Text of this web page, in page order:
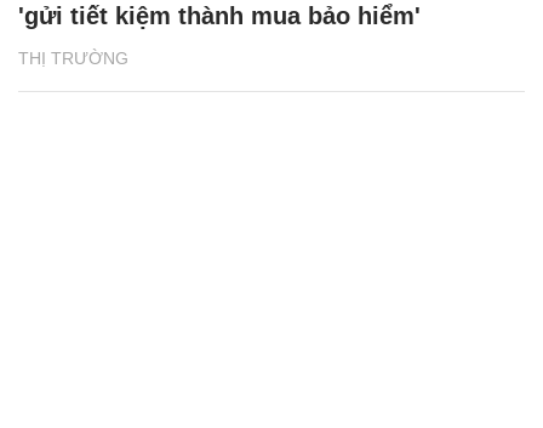
THỊ TRƯỜNG
'gửi tiết kiệm thành mua bảo hiểm'